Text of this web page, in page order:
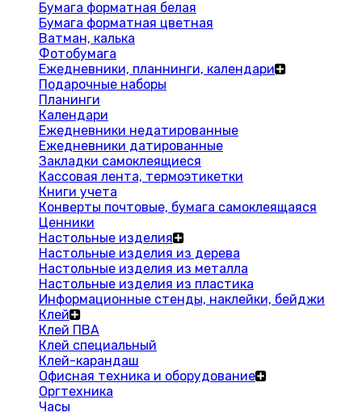
Бумага форматная белая
Бумага форматная цветная
Ватман, калька
Фотобумага
Ежедневники, планнинги, календари
Подарочные наборы
Планинги
Календари
Ежедневники недатированные
Ежедневники датированные
Закладки самоклеящиеся
Кассовая лента, термоэтикетки
Книги учета
Конверты почтовые, бумага самоклеящаяся
Ценники
Настольные изделия
Настольные изделия из дерева
Настольные изделия из металла
Настольные изделия из пластика
Информационные стенды, наклейки, бейджи
Клей
Клей ПВА
Клей специальный
Клей-карандаш
Офисная техника и оборудование
Оргтехника
Часы